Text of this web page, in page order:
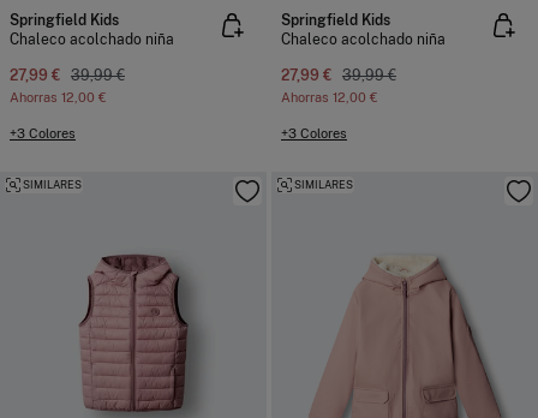
Springfield Kids
Chaleco acolchado niña
27,99 € 39,99 €
Ahorras 12,00 €
+3 Colores
Springfield Kids
Chaleco acolchado niña
27,99 € 39,99 €
Ahorras 12,00 €
+3 Colores
SIMILARES SIMILARES